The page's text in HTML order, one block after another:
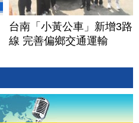
台南「小黃公車」新增3路
線 完善偏鄉交通運輸